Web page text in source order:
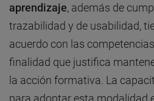
aprendizaje, además de
trazabilidad y de usabilidad,
acuerdo con las
finalidad que justifica
la acción formativa. La
para adoptar esta modalidad